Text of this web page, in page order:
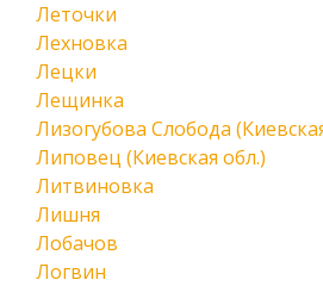
Леточки
Лехновка
Лецки
Лещинка
Лизогубова Слобода
Липовец (Киевская обл.)
Литвиновка
Лишня
Лобачов
Логвин